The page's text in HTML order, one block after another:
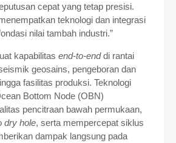
cepat yang tetap presisi.
teknologi dan integrasi
nilai tambah industri.”
kapabilitas end‑to‑enddi rantai
geosains, pengeboran dan
fasilitas produksi. Teknologi
Bottom Node (OBN)
pencitraan bawah permukaan,
dry hole, serta mempercepat siklus
dampak langsung pada